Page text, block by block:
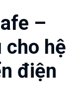
–
cho hệ
điện